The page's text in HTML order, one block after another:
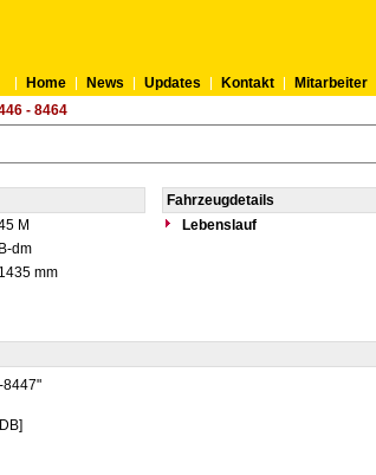
Home News Updates Kontakt Mitarbeiter
- 8464
Fahrzeugdetails
M
Lebenslauf
B-dm
1435 mm
8447"